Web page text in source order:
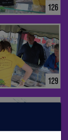
126
129